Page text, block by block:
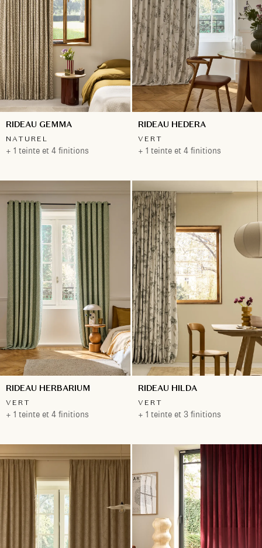
RIDEAU GEMMA
NATUREL
+ 1 teinte et 4 finitions
RIDEAU HEDERA
VERT
+ 1 teinte et 4 finitions
RIDEAU HERBARIUM
VERT
+ 1 teinte et 4 finitions
RIDEAU HILDA
VERT
+ 1 teinte et 3 finitions